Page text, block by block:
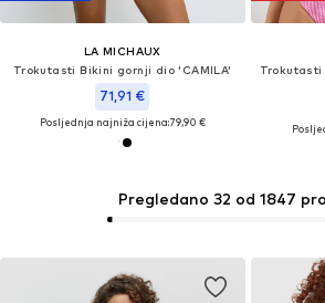
LA MICHAUX
Trokutasti Bikini gornji dio 'CAMILA'
71,91 €
Posljednja najniža cijena:79,90 €
Pregledano 32 od 1847